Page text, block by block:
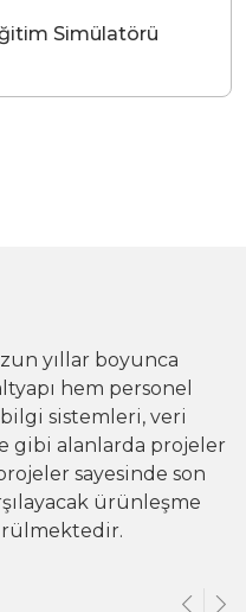
Simülatörü
yıllar boyunca
hem personel
sistemleri, veri
gibi alanlarda projeler
sayesinde son
ürünleşme